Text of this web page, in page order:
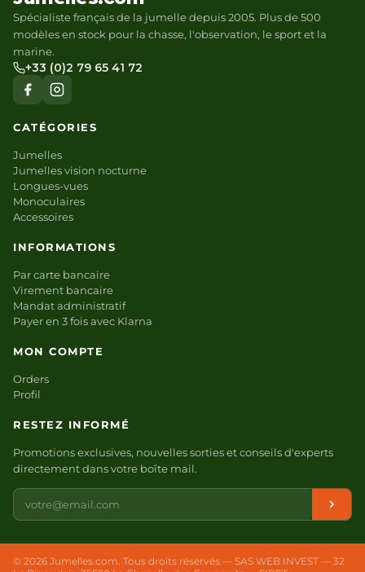
Spécialiste français de la jumelle depuis 2005. Plus de 500
modèles en stock pour la chasse, l'observation, le sport et la
marine.
+33 (0)2 79 65 41 72
CATÉGORIES
Jumelles
Jumelles vision nocturne
Longues-vues
Monoculaires
Accessoires
INFORMATIONS
Par carte bancaire
Virement bancaire
Mandat administratif
Payer en 3 fois avec Klarna
MON COMPTE
Orders
Profil
RESTEZ INFORMÉ
Promotions exclusives, nouvelles sorties et conseils d'experts
directement dans votre boîte mail.
Votre
© 2026 Jumelles.com. Tous droits réservés.— SAS WEB INVEST — 32